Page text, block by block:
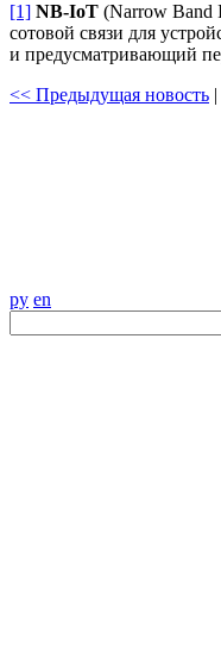
[1] NB-IoT (Narrow Band
сотовой связи для
и предусматривающий
<< Предыдущая новость |
ру en